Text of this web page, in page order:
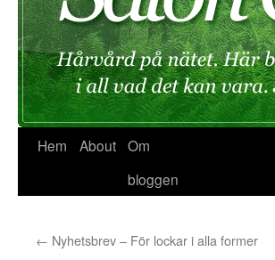
Hem About Om
bloggen
← Nyhetsbrev – För lockar i alla former